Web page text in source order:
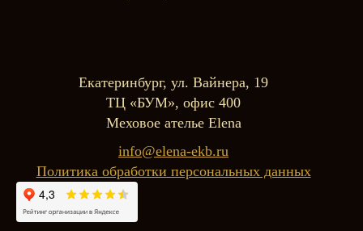
Екатеринбург, ул. Вайнера, 19
ТЦ «БУМ», офис 400
Меховое ателье Elena
info@elena-ekb.ru
Политика обработки персональных данных